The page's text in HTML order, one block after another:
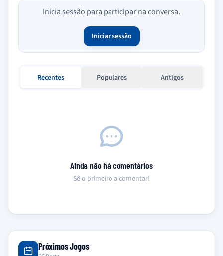
Inicia sessão para participar na conversa.
Iniciar sessão
Recentes Populares Antigos
Ainda não há comentários
Sê o primeiro a comentar!
Próximos Jogos